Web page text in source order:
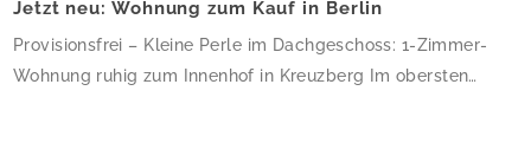
Jetzt neu: Wohnung zum Kauf in Berlin
Provisionsfrei – Kleine Perle im Dachgeschoss: 1-Zimmer-
Wohnung ruhig zum Innenhof in Kreuzberg Im obersten